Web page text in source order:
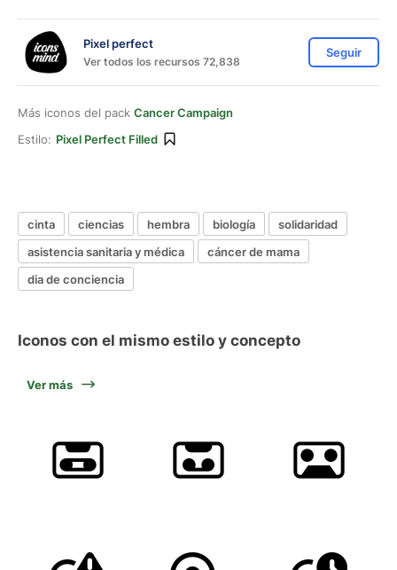
Pixel perfect
Ver todos los recursos 72,838
Seguir
Más iconos del pack Cancer Campaign
Estilo: Pixel Perfect Filled
cinta ciencias hembra biología
solidaridad
asistencia sanitaria y médica
cáncer de mama
dia de conciencia
Iconos con el mismo estilo y concepto
Ver más